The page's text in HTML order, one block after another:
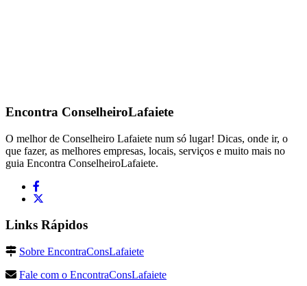
Encontra ConselheiroLafaiete
O melhor de Conselheiro Lafaiete num só lugar! Dicas, onde ir, o
que fazer, as melhores empresas, locais, serviços e muito mais no
guia Encontra ConselheiroLafaiete.
Links Rápidos
Sobre EncontraConsLafaiete
Fale com o EncontraConsLafaiete